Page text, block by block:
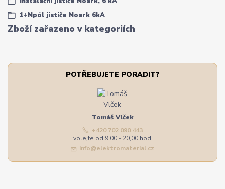
Zboží zařazeno v kategoriích
1+Npól jističe Noark 6kA
POTŘEBUJETE PORADIT?
Tomáš Vlček
+420 702 090 443
volejte od 9,00 - 20,00 hod
info@elektromaterial.cz